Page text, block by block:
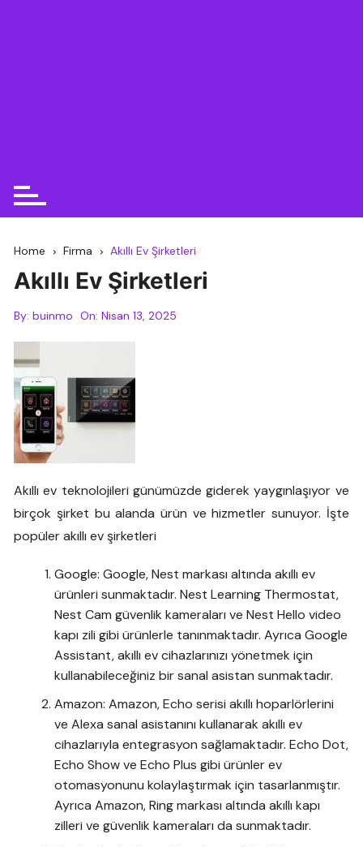
Home Firma Akıllı Ev Şirketleri
Akıllı Ev Şirketleri
By: buinmo On:Nisan 13, 2025
Akıllı ev teknolojileri günümüzde giderek yaygınlaşıyor ve
birçok şirket bu alanda ürün ve hizmetler sunuyor. İşte
popüler akıllı ev şirketleri
Google: Google, Nest markası altında akıllı ev
ürünleri sunmaktadır. Nest Learning Thermostat,
Nest Cam güvenlik kameraları ve Nest Hello video
kapı zili gibi ürünlerle tanınmaktadır. Ayrıca Google
Assistant, akıllı ev cihazlarınızı yönetmek için
kullanabileceğiniz bir sanal asistan sunmaktadır.
Amazon: Amazon, Echo serisi akıllı hoparlörlerini
ve Alexa sanal asistanını kullanarak akıllı ev
cihazlarıyla entegrasyon sağlamaktadır. Echo Dot,
Echo Show ve Echo Plus gibi ürünler ev
otomasyonunu kolaylaştırmak için tasarlanmıştır.
Ayrıca Amazon, Ring markası altında akıllı kapı
zilleri ve güvenlik kameraları da sunmaktadır.